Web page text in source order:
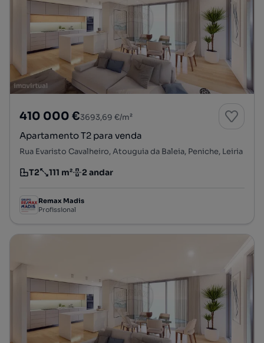
410 000 €3693,69 €/m²
Apartamento T2 para venda
Rua Evaristo Cavalheiro, Atouguia da Baleia, Peniche, Leiria
Tipologia
T2
Preço por metro quadrado
111 m²
Andar 2 andar
Remax Madis
Profissional